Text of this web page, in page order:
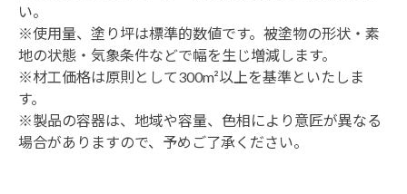
い。
※使用量、塗り坪は標準的数値です。被塗物の形状・素
地の状態・気象条件などで幅を生じ増減します。
※材工価格は原則として300m²以上を基準といたしま
す。
※製品の容器は、地域や容量、色相により意匠が異なる
場合がありますので、予めご了承ください。